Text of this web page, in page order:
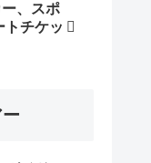
、スポ
トチケッ